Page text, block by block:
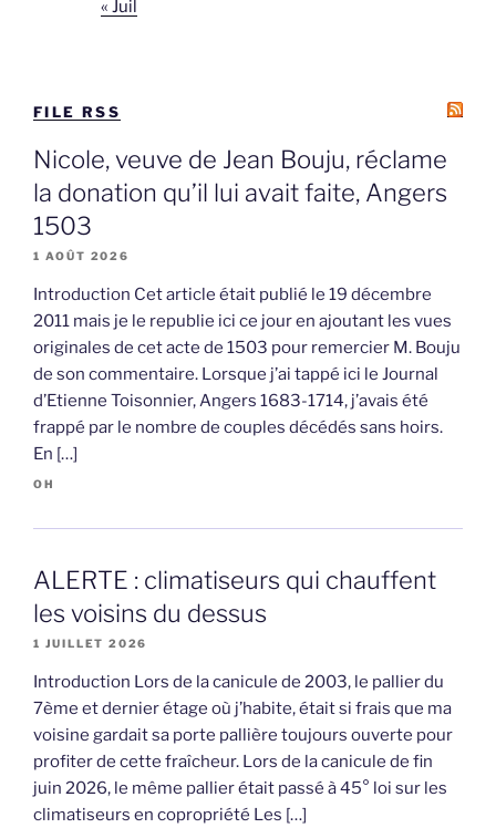
« Juil
FILE RSS
Nicole, veuve de Jean Bouju, réclame
la donation qu’il lui avait faite, Angers
1503
1 AOÛT 2026
Introduction Cet article était publié le 19 décembre
2011 mais je le republie ici ce jour en ajoutant les vues
originales de cet acte de 1503 pour remercier M. Bouju
de son commentaire. Lorsque j’ai tappé ici le Journal
d’Etienne Toisonnier, Angers 1683-1714, j’avais été
frappé par le nombre de couples décédés sans hoirs.
En […]
OH
ALERTE : climatiseurs qui chauffent
les voisins du dessus
1 JUILLET 2026
Introduction Lors de la canicule de 2003, le pallier du
7ème et dernier étage où j’habite, était si frais que ma
voisine gardait sa porte pallière toujours ouverte pour
profiter de cette fraîcheur. Lors de la canicule de fin
juin 2026, le même pallier était passé à 45° loi sur les
climatiseurs en copropriété Les […]